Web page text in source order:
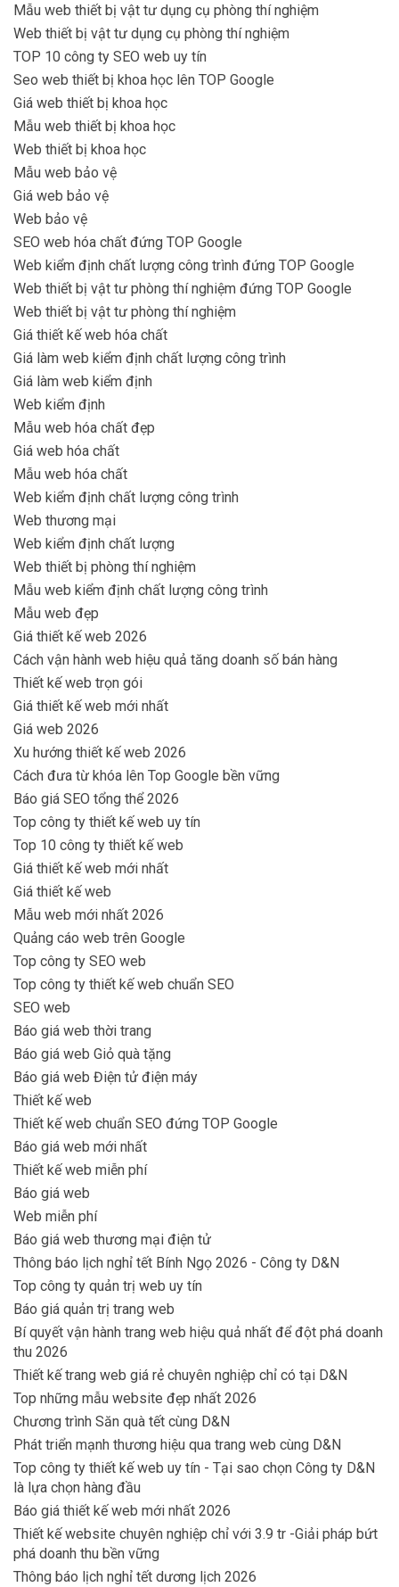
Mẫu web thiết bị vật tư dụng cụ phòng thí nghiệm
Web thiết bị vật tư dụng cụ phòng thí nghiệm
TOP 10 công ty SEO web uy tín
Seo web thiết bị khoa học lên TOP Google
Giá web thiết bị khoa học
Mẫu web thiết bị khoa học
Web thiết bị khoa học
Mẫu web bảo vệ
Giá web bảo vệ
Web bảo vệ
SEO web hóa chất đứng TOP Google
Web kiểm định chất lượng công trình đứng TOP Google
Web thiết bị vật tư phòng thí nghiệm đứng TOP Google
Web thiết bị vật tư phòng thí nghiệm
Giá thiết kế web hóa chất
Giá làm web kiểm định chất lượng công trình
Giá làm web kiểm định
Web kiểm định
Mẫu web hóa chất đẹp
Giá web hóa chất
Mẫu web hóa chất
Web kiểm định chất lượng công trình
Web thương mại
Web kiểm định chất lượng
Web thiết bị phòng thí nghiệm
Mẫu web kiểm định chất lượng công trình
Mẫu web đẹp
Giá thiết kế web 2026
Cách vận hành web hiệu quả tăng doanh số bán hàng
Thiết kế web trọn gói
Giá thiết kế web mới nhất
Giá web 2026
Xu hướng thiết kế web 2026
Cách đưa từ khóa lên Top Google bền vững
Báo giá SEO tổng thể 2026
Top công ty thiết kế web uy tín
Top 10 công ty thiết kế web
Giá thiết kế web mới nhất
Giá thiết kế web
Mẫu web mới nhất 2026
Quảng cáo web trên Google
Top công ty SEO web
Top công ty thiết kế web chuẩn SEO
SEO web
Báo giá web thời trang
Báo giá web Giỏ quà tặng
Báo giá web Điện tử điện máy
Thiết kế web
Thiết kế web chuẩn SEO đứng TOP Google
Báo giá web mới nhất
Thiết kế web miễn phí
Báo giá web
Web miễn phí
Báo giá web thương mại điện tử
Thông báo lịch nghỉ tết Bính Ngọ 2026 - Công ty D&N
Top công ty quản trị web uy tín
Báo giá quản trị trang web
Bí quyết vận hành trang web hiệu quả nhất để đột phá doanh
thu 2026
Thiết kế trang web giá rẻ chuyên nghiệp chỉ có tại D&N
Top những mẫu website đẹp nhất 2026
Chương trình Săn quà tết cùng D&N
Phát triển mạnh thương hiệu qua trang web cùng D&N
Top công ty thiết kế web uy tín - Tại sao chọn Công ty D&N
là lựa chọn hàng đầu
Báo giá thiết kế web mới nhất 2026
Thiết kế website chuyên nghiệp chỉ với 3.9 tr -Giải pháp bứt
phá doanh thu bền vững
Thông báo lịch nghỉ tết dương lịch 2026